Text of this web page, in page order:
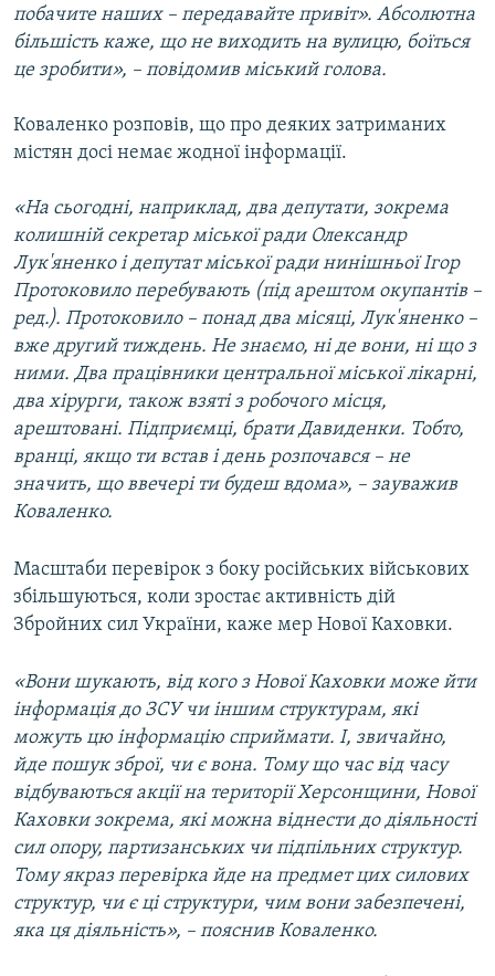
побачите наших – передавайте привіт». Абсолютна
більшість каже, що не виходить на вулицю, боїться
це зробити», – повідомив міський голова.
Коваленко розповів, що про деяких затриманих
містян досі немає жодної інформації.
«На сьогодні, наприклад, два депутати, зокрема
колишній секретар міської ради Олександр
Лук'яненко і депутат міської ради нинішньої Ігор
Протоковило перебувають (під арештом окупантів –
ред.). Протоковило – понад два місяці, Лук'яненко –
вже другий тиждень. Не знаємо, ні де вони, ні що з
ними. Два працівники центральної міської лікарні,
два хірурги, також взяті з робочого місця,
арештовані. Підприємці, брати Давиденки. Тобто,
вранці, якщо ти встав і день розпочався – не
значить, що ввечері ти будеш вдома», – зауважив
Коваленко.
Масштаби перевірок з боку російських військових
збільшуються, коли зростає активність дій
Збройних сил України, каже мер Нової Каховки.
«Вони шукають, від кого з Нової Каховки може йти
інформація до ЗСУ чи іншим структурам, які
можуть цю інформацію сприймати. І, звичайно,
йде пошук зброї, чи є вона. Тому що час від часу
відбуваються акції на території Херсонщини, Нової
Каховки зокрема, які можна віднести до діяльності
сил опору, партизанських чи підпільних структур.
Тому якраз перевірка йде на предмет цих силових
структур, чи є ці структури, чим вони забезпечені,
яка ця діяльність», – пояснив Коваленко.